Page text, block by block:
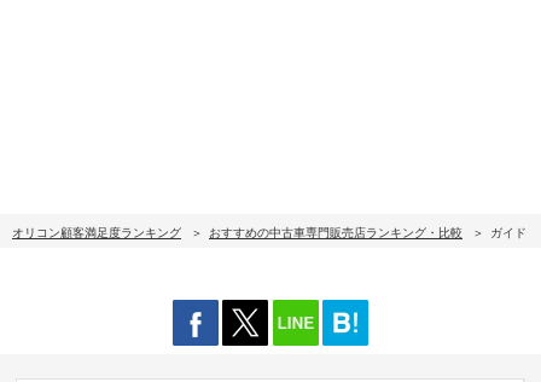
オリコン顧客満足度ランキング おすすめの中古車専門販売店ランキング・比較 ガイド